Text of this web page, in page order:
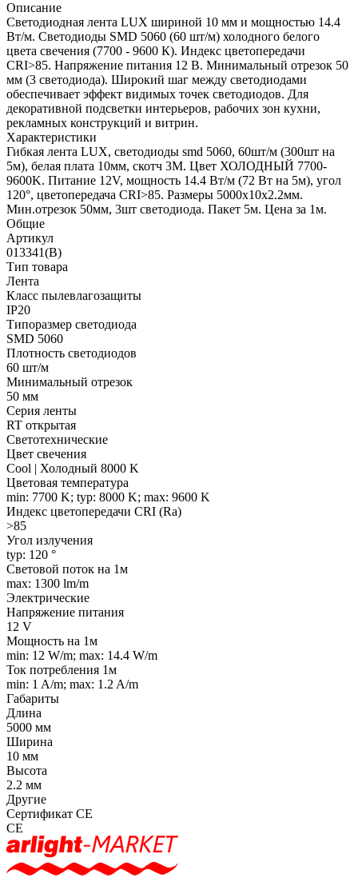
Описание
Светодиодная лента LUX шириной 10 мм и мощностью 14.4
Вт/м. Светодиоды SMD 5060 (60 шт/м) холодного белого
цвета свечения (7700 - 9600 К). Индекс цветопередачи
CRI>85. Напряжение питания 12 В. Минимальный отрезок 50
мм (3 светодиода). Широкий шаг между светодиодами
обеспечивает эффект видимых точек светодиодов. Для
декоративной подсветки интерьеров, рабочих зон кухни,
рекламных конструкций и витрин.
Характеристики
Гибкая лента LUX, светодиоды smd 5060, 60шт/м (300шт на
5м), белая плата 10мм, скотч 3М. Цвет ХОЛОДНЫЙ 7700-
9600K. Питание 12V, мощность 14.4 Вт/м (72 Вт на 5м), угол
120°, цветопередача CRI>85. Размеры 5000х10x2.2мм.
Мин.отрезок 50мм, 3шт светодиода. Пакет 5м. Цена за 1м.
Общие
Артикул
013341(B)
Тип товара
Лента
Класс пылевлагозащиты
IP20
Типоразмер светодиода
SMD 5060
Плотность светодиодов
60 шт/м
Минимальный отрезок
50 мм
Серия ленты
RT открытая
Светотехнические
Цвет свечения
Cool | Холодный 8000 K
Цветовая температура
min: 7700 K; typ: 8000 K; max: 9600 K
Индекс цветопередачи CRI (Ra)
>85
Угол излучения
typ: 120 °
Световой поток на 1м
max: 1300 lm/m
Электрические
Напряжение питания
12 V
Мощность на 1м
min: 12 W/m; max: 14.4 W/m
Ток потребления 1м
min: 1 A/m; max: 1.2 A/m
Габариты
Длина
5000 мм
Ширина
10 мм
Высота
2.2 мм
Другие
Сертификат CE
CE